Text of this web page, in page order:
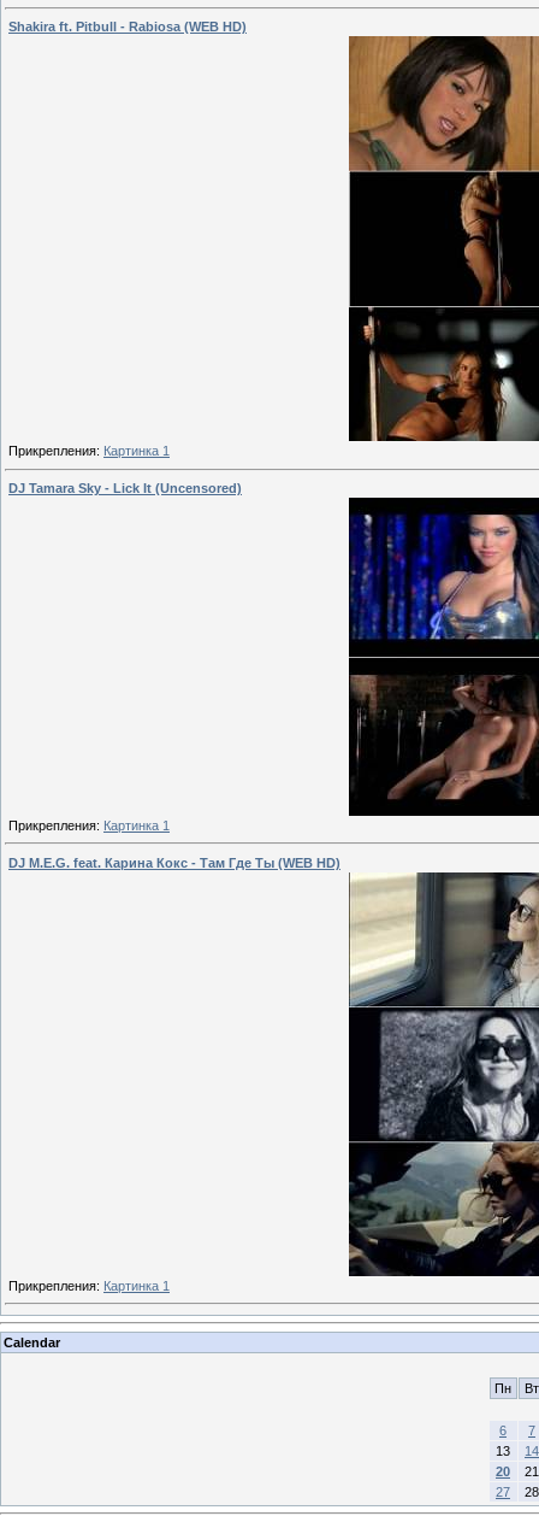
Shakira ft. Pitbull - Rabiosa (WEB HD)
Прикрепления: Картинка 1
DJ Tamara Sky - Lick It (Uncensored)
Прикрепления: Картинка 1
DJ M.E.G. feat. Карина Кокс - Там Где Ты (WEB HD)
Прикрепления: Картинка 1
Calendar
Пн Вт
6
7
13
14
20
21
27
28